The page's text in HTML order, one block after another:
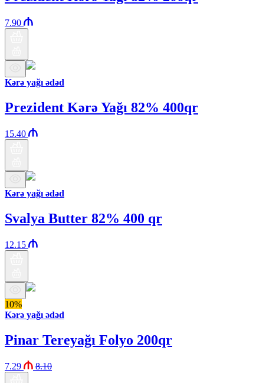
7.90
Kərə yağı ədəd
Prezident Kərə Yağı 82% 400qr
15.40
Kərə yağı ədəd
Svalya Butter 82% 400 qr
12.15
10%
Kərə yağı ədəd
Pinar Tereyağı Folyo 200qr
7.29 8.10